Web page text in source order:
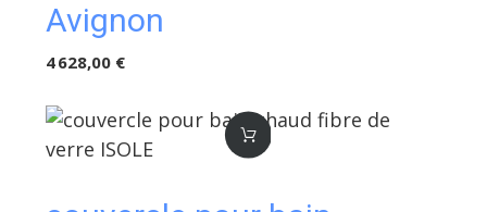
Avignon
4 628,00 €